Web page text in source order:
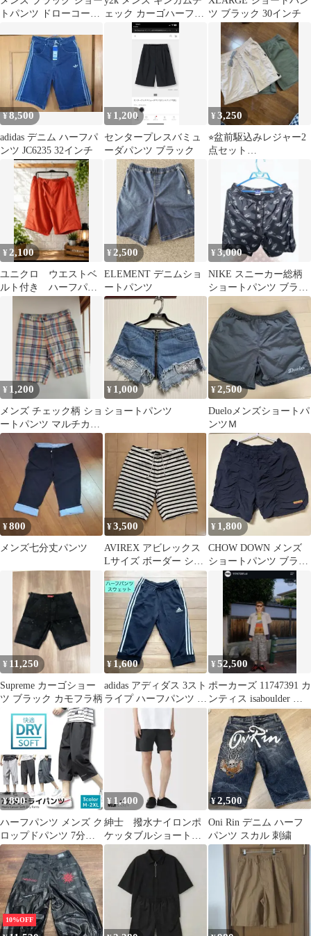
トパンツ ドローコード
ェック カーゴハーフパ
ンツ Mサイズ
ツ ブラック 30インチ
¥8,500
adidas デニム ハーフパ
ンツ JC6235 32インチ
¥ 1,200
センタープレスバミュ
ーダパンツ ブラック
¥3,250
⭐︎盆前駆込みレジャー2
点セット
⭐︎NIKE×EDIFICE & GU
ハーフパンツ
¥ 2,100
ユニクロ ウエストベ
ルト付き ハーフパン
ツサイズXL未使用
¥ 2,500
ELEMENT デニムショ
ートパンツ
¥3,000
NIKE スニーカー総柄
ショートパンツ ブラッ
ク
¥ 1,200
メンズ チェック柄 ショ
ートパンツ マルチカラ
ー
¥ 1,000
ショートパンツ
¥2,500
Dueloメンズショートパ
ンツＭ
¥800
メンズ七分丈パンツ
¥3,500
AVIREX アビレックス
Lサイズ ボーダー ショ
ートパンツ ハーフパン
ツ
¥ 1,800
CHOW DOWN メンズ
ショートパンツ ブラッ
¥ 11,250
Supreme カーゴショー
ツ ブラック カモフラ柄
¥ 1,600
adidas アディダス 3スト
ライプ ハーフパンツ ブ
ラック 綿混 M
¥52,500
ポーカーズ 11747391 カ
ンティス isaboulder ニ
ットショーツ
¥890
ハーフパンツ メンズ ク
ロップドパンツ 7分丈
パンツ 通気性 ドライパ
ンツ ひざ下 速乾 ドラ
イ ワークパンツ アウト
ドア 普段着 涼しい グ
レー ライトグレー
¥ 1,400
紳士 撥水ナイロンポ
ケッタブルショートパ
ンツ Sサイズ 黒 ブ
ラック
¥2,500
Oni Rin デニム ハーフ
パンツ スカル 刺繍
10%OFF